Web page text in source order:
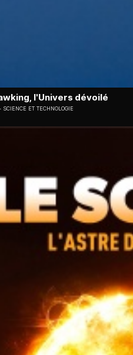
l'Univers dévoilé
SCIENCE ET TECHNOLOGIE